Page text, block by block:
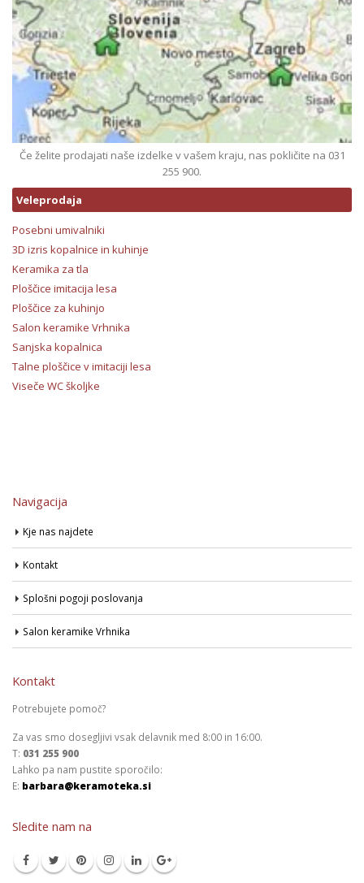
Če želite prodajati naše izdelke v vašem kraju, nas pokličite na 031
255 900.
Veleprodaja
Posebni umivalniki
3D izris kopalnice in kuhinje
Keramika za tla
Ploščice imitacija lesa
Ploščice za kuhinjo
Salon keramike Vrhnika
Sanjska kopalnica
Talne ploščice v imitaciji lesa
Viseče WC školjke
Navigacija
Kje nas najdete
Kontakt
Splošni pogoji poslovanja
Salon keramike Vrhnika
Kontakt
Potrebujete pomoč?
Za vas smo dosegljivi vsak delavnik med 8:00 in 16:00.
T: 031 255 900
Lahko pa nam pustite sporočilo:
E: barbara@keramoteka.si
Sledite nam na